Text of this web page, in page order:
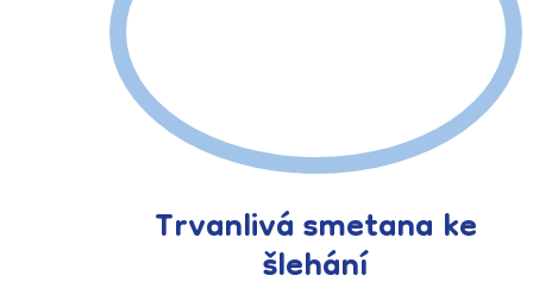
Trvanlivá smetana ke
šlehání